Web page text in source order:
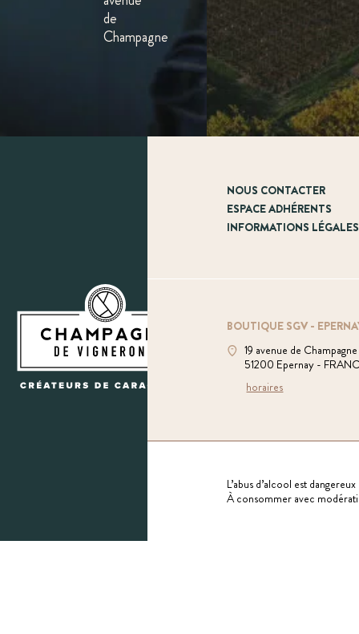
de
Champagne
NOUS CONTACTER
ESPACE ADHÉRENTS
INFORMATIONS LÉGALES
BOUTIQUE SGV -
19 avenue de Champagne
51200 Epernay -
horaires
L’abus d’alcool est
À consommer avec